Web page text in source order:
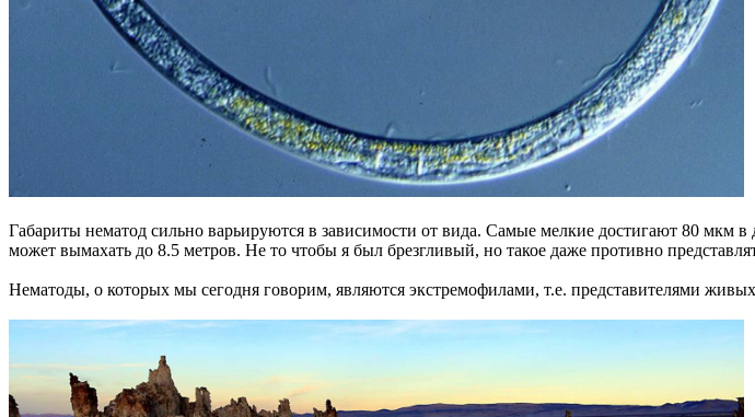
Габариты нематод сильно варьируются в зависимости от вида. Самые мелкие достигают 80 мкм
может вымахать до 8.5 метров. Не то чтобы я был брезгливый, но такое даже противно
Нематоды, о которых мы сегодня говорим, являются экстремофилами, т.е. представителями